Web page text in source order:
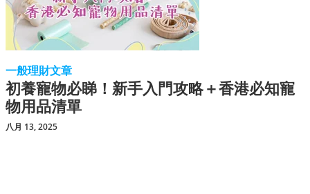
一般理財文章
初養寵物必睇！新手入門攻略＋香港必知寵
物用品清單
八月 13, 2025